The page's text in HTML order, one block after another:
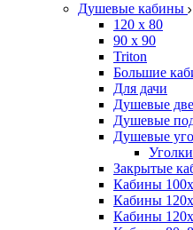
Душевые кабины
120 x 80
90 х 90
Triton
Большие
Для дачи
Душевые
Душевые
Душевые
Закрытые
Кабины
Кабины
Кабины